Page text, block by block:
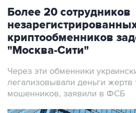
Более 20 сотрудников
криптообменников
"Москва-Сити"
Через эти обменники
легализовывали деньги
мошенников, заявили в ФСБ